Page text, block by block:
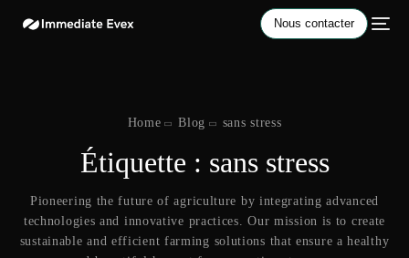
Nous contacter
Home Blog sans stress
Étiquette : sans stress
Pioneering the future of agriculture by integrating advanced
technologies and innovative practices. Our mission is to create
sustainable and efficient farming solutions that ensure a healthy